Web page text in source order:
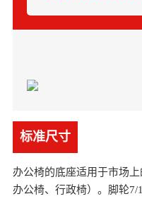
标准尺寸
办公椅的底座适用于市场
办公椅、行政椅）。脚轮7/